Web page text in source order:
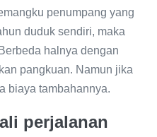
penumpang yang
duduk sendiri, maka
halnya dengan
pangkuan. Namun jika
biaya tambahannya.
perjalanan